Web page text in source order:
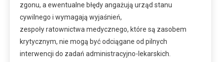
zgonu, a ewentualne błędy angażują urząd stanu
cywilnego i wymagają wyjaśnień,
zespoły ratownictwa medycznego, które są zasobem
krytycznym, nie mogą być odciągane od pilnych
interwencji do zadań administracyjno-lekarskich.